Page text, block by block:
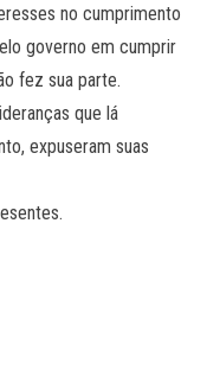
no cumprimento
governo em cumprir
fez sua parte.
que lá
expuseram suas